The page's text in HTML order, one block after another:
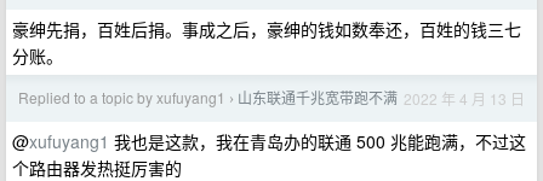
豪绅先捐，百姓后捐。事成之后，豪绅的钱如数奉还，百姓的钱三七
分账。
Replied to a topic by xufuyang1 › 山东联通千兆宽带跑不满 2022 年 4 月 13 日
@xufuyang1 我也是这款，我在青岛办的联通 500 兆能跑满，不过这
个路由器发热挺厉害的